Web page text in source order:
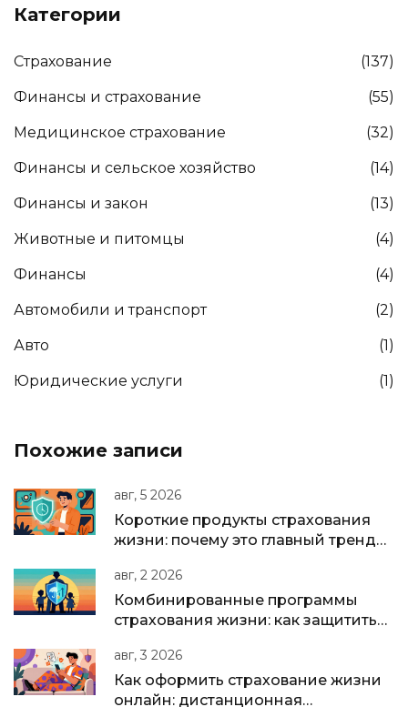
Категории
Страхование (137)
Финансы и страхование (55)
Медицинское страхование (32)
Финансы и сельское хозяйство (14)
Финансы и закон (13)
Животные и питомцы (4)
Финансы (4)
Автомобили и транспорт (2)
Авто (1)
Юридические услуги (1)
Похожие записи
авг, 5 2026
Короткие продукты страхования
жизни: почему это главный тренд
авг, 2 2026
Комбинированные программы
страхования жизни: как защитить
полисе
авг, 3 2026
Как оформить страхование жизни
онлайн: дистанционная